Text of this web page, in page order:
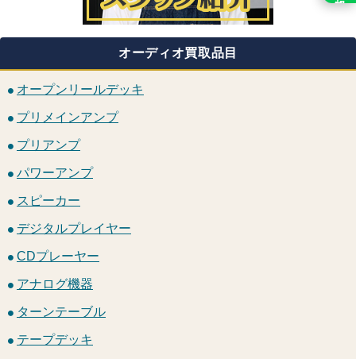
オーディオ買取品目
オープンリールデッキ
プリメインアンプ
プリアンプ
パワーアンプ
スピーカー
デジタルプレイヤー
CDプレーヤー
アナログ機器
ターンテーブル
テープデッキ